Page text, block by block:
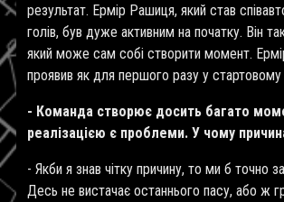
результат. Ермір Рашиця, який став
голів, був дуже активним на початку. Він
який може сам собі створити момент.
проявив як для першого разу у стартовому
- Команда створює досить багато
реалізацією є проблеми. У чому
- Якби я знав чітку причину, то ми б точно
Десь не вистачає останнього пасу, або ж